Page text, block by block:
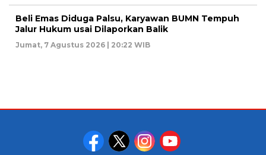
Beli Emas Diduga Palsu, Karyawan BUMN Tempuh
Jalur Hukum usai Dilaporkan Balik
Jumat, 7 Agustus 2026 | 20:22 WIB